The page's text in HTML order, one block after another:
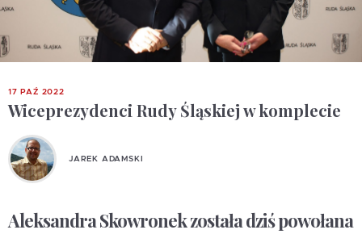
17 PAŹ 2022
Wiceprezydenci Rudy Śląskiej w komplecie
JAREK ADAMSKI
Aleksandra Skowronek została dziś powołana